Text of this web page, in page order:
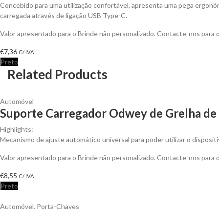
Concebido para uma utilização confortável, apresenta uma pega
carregada através de ligação USB Type-C.
Valor apresentado para o Brinde não personalizado. Contacte-nos
€7,36 C/ IVA
Preto
Related Products
Automóvel
Suporte Carregador Odwey de Grelha
Highlights:
Mecanismo de ajuste automático universal para poder utilizar o
Valor apresentado para o Brinde não personalizado. Contacte-nos
€8,55 C/ IVA
Preto
Automóvel, Porta-Chaves